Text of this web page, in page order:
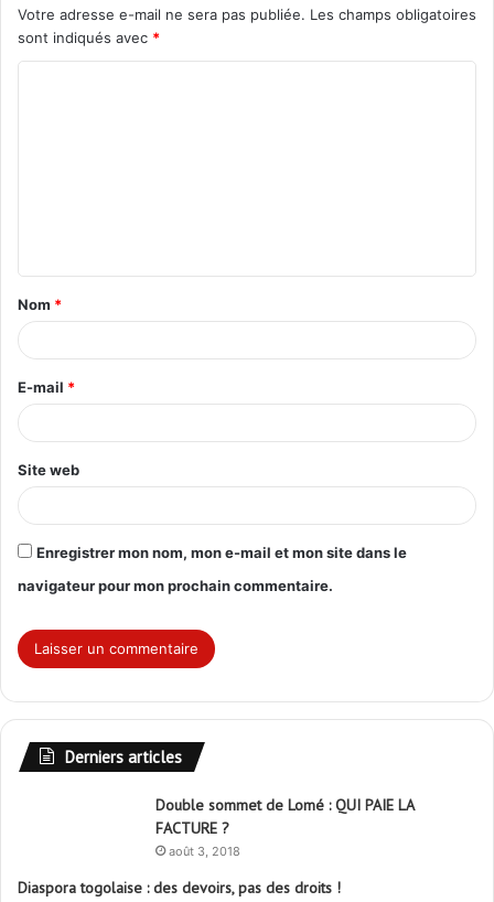
Votre adresse e-mail ne sera pas publiée. Les champs obligatoires
sont indiqués avec *
t
a
i
e
*
Nom *
E-mail *
Site web
Enregistrer mon nom, mon e-mail et mon site dans le
navigateur pour mon prochain commentaire.
Derniers articles
Double sommet de Lomé : QUI PAIE LA
FACTURE ?
août 3, 2018
Diaspora togolaise : des devoirs, pas des droits !